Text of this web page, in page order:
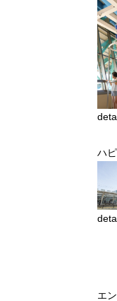
ハ
エ